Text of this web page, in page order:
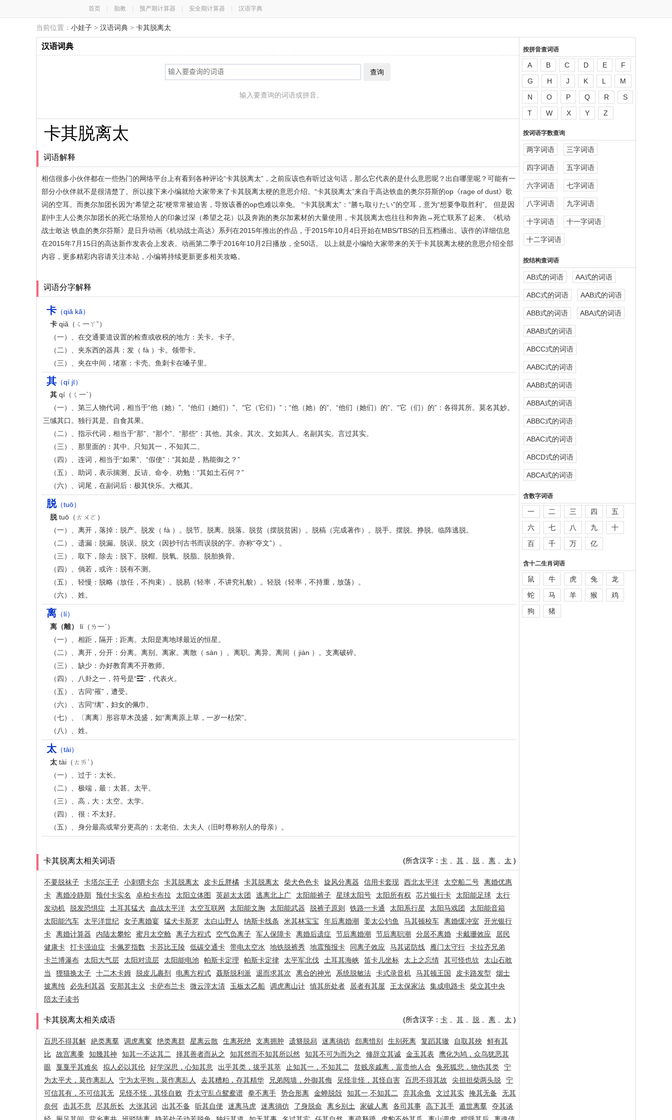
首页 胎教 预产期计算器 安全期计算器 汉语字典
当前位置： 小娃子 > 汉语词典 > 卡其脱离太
汉语词典
查询
输入要查询的词语或拼音。
卡其脱离太
词语解释
相信很多小伙伴都在一些热门的网络平台上有看到各种评论“卡其脱离太”，之前应该也有听过这句话，那么它代表的是什么意思呢？出自哪里呢？可能有一
部分小伙伴就不是很清楚了。所以接下来小编就给大家带来了卡其脱离太梗的意思介绍。“卡其脱离太”来自于高达铁血的奥尔芬斯的op《rage of dust》歌
词的空耳。而奥尔加团长因为“希望之花”梗常常被迫害，导致该番的op也难以幸免。 “卡其脱离太”：“勝ち取りたい”的空耳，意为“想要争取胜利”。 但是因
剧中主人公奥尔加团长的死亡场景给人的印象过深（希望之花）以及奔跑的奥尔加素材的大量使用，卡其脱离太也往往和奔跑→死亡联系了起来。《机动
战士敢达 铁血的奥尔芬斯》是日升动画《机动战士高达》系列在2015年推出的作品，于2015年10月4日开始在MBS/TBS的日五档播出。该作的详细信息
在2015年7月15日的高达新作发表会上发表。动画第二季于2016年10月2日播放，全50话。 以上就是小编给大家带来的关于卡其脱离太梗的意思介绍全部
内容，更多精彩内容请关注本站，小编将持续更新更多相关攻略。
词语分字解释
卡 （qiǎ kǎ）
卡 qiǎ（ㄑ一ㄚˇ）
（一）、在交通要道设置的检查或收税的地方：关卡。卡子。
（二）、夹东西的器具：发（ fà ）卡。领带卡。
（三）、夹在中间，堵塞：卡壳。鱼刺卡在嗓子里。
其 （qí jī）
其 qí（ㄑ一ˊ）
（一）、第三人物代词，相当于“他（她）”、“他们（她们）”、“它（它们）”；“他（她）的”、“他们（她们）的”、“它（们）的”：各得其所。莫名其妙。
三缄其口。独行其是。自食其果。
（二）、指示代词，相当于“那”、“那个”、“那些”：其他。其余。其次。文如其人。名副其实。言过其实。
（三）、那里面的：其中。只知其一，不知其二。
（四）、连词，相当于“如果”、“假使”：“其如是，熟能御之？”
（五）、助词，表示揣测、反诘、命令、劝勉：“其如土石何？”
（六）、词尾，在副词后：极其快乐。大概其。
脱（tuō）
脱tuō（ㄊㄨㄛ）
（一）、离开，落掉：脱产。脱发（ fà ）。脱节。脱离。脱落。脱贫（摆脱贫困）。脱稿（完成著作）。脱手。摆脱。挣脱。临阵逃脱。
（二）、遗漏：脱漏。脱误。脱文（因抄刊古书而误脱的字。亦称“夺文”）。
（三）、取下，除去：脱下。脱帽。脱氧。脱脂。脱胎换骨。
（四）、倘若，或许：脱有不测。
（五）、轻慢：脱略（放任，不拘束）。脱易（轻率，不讲究礼貌）。轻脱（轻率，不持重，放荡）。
（六）、姓。
离 （lí）
离（離）
lí（ㄌ一ˊ）
（一）、相距，隔开：距离。太阳是离地球最近的恒星。
（二）、离开，分开：分离。离别。离家。离散（ sàn ）。离职。离异。离间（ jiàn ）。支离破碎。
（三）、缺少：办好教育离不开教师。
（四）、八卦之一，符号是“☲”，代表火。
（五）、古同“罹”，遭受。
（六）、古同“缡”，妇女的佩巾。
（七）、〔离离〕形容草木茂盛，如“离离原上草，一岁一枯荣”。
（八）、姓。
太 （tài）
太 tài（ㄊㄞˋ）
（一）、过于：太长。
（二）、极端，最：太甚。太平。
（三）、高，大：太空。太学。
（四）、很：不太好。
（五）、身分最高或辈分更高的：太老伯。太夫人（旧时尊称别人的母亲）。
卡其脱离太相关词语 (所含汉字： 卡 其 脱 离 太 )
不要脱袜子 卡塔尔王子 小刺猬卡尔 卡其脱离太 皮卡丘胖橘 卡其脱离太 柴犬色色卡 旋风分离器 信用卡套现 西北太平洋 太空船二号
离婚优惠
卡
离婚冷静期 预付卡实名 卓柏卡布拉 太阳立体图 英超太太团 逃离北上广 太阳能裤子 星球太阳号 太阳所有权 芯片银行卡 太阳能足球
太行
发动机
脱发恐惧症 土耳其猛犬 血战太平洋 太空互联网 太阳能文胸 太阳能武器 脱裤子原则 铁路一卡通 太阳系行星 太阳马戏团
太阳能音箱
太阳能汽车
太平洋世纪 女子离婚宴 猛犬卡斯罗 太白山野人 纳斯卡线条 米其林宝宝 年后离婚潮 姜太公钓鱼 马其顿校车 离婚缓冲室
开光银行
卡
离婚计算器 内陆太攀蛇 蜜月太空舱 离子方程式 空气负离子 军人保障卡 离婚后遗症 节后离婚潮 节后离职潮 分居不离婚 卡戴珊效应
居民
健康卡
打卡强迫症 卡佩罗指数 卡苏比王陵 低碳交通卡 带电太空水 地铁脱裤秀 地震预报卡 同离子效应 马其诺防线 雁门太守行
卡拉齐兄弟
卡兰博瀑布
太阳大气层 太阳对流层 太阳能电池 帕斯卡定理 帕斯卡定律 太平军北伐 土耳其海峡 笛卡儿坐标 太上之忘情 其可怪也欤
太山石敢
当
狸猫换太子 十二木卡姆 脱皮儿裹剂 电离方程式 聂斯脱利派 退而求其次 离合的神光 系统脱敏法 卡式录音机 马其顿王国 皮卡路发型
烟士
披离纯
必先利其器 安那其主义 卡萨布兰卡 微云滓太清 玉板太乙船 调虎离山计 慎其所处者 居者有其屋 王太保家法 集成电路卡
柴立其中央
陪太子读书
卡其脱离太相关成语 (所含汉字： 卡 其 脱 离 太 )
百思不得其解 絶类离羣 调虎离窠 绝类离群 星离云散 生离死绝 支离拥肿 遗簪脱舄 迷离徜彷 怨离惜别 生别死离 复蹈其辙 自取其殃
鲜有其
比
故宫离黍 知幾其神 知其一不达其二 择其善者而从之 知其然而不知其所以然 知其不可为而为之 修辞立其诚 金玉其表
鹰化为鸠，众鸟犹恶其
眼
戛戛乎其难矣 拟人必以其伦 好学深思，心知其意 出乎其类，拔乎其萃 止知其一，不知其二 贫贱亲戚离，富贵他人合 兔死狐悲，物伤其类
宁
为太平犬，莫作离乱人
宁为太平狗，莫作离乱人 去其糟粕，存其精华 兄弟阋墙，外御其侮 见怪非怪，其怪自害 百思不得其故 尖担担柴两头脱
宁
可信其有，不可信其无
见怪不怪，其怪自败 乔太守乱点鸳鸯谱 拳不离手 势合形离 金蝉脱殻 知其一,不知其二 弃其余鱼 文过其实 掩其无备
无其
奈何
击其不意 尽其所长 大张其词 出其不备 听其自便 迷离马虎 迷离徜仿 了身脱命 离乡别土 家破人离 各司其事 高下其手 遁世离羣
夺其谈
按拼音查词语
A B C D E
F
G
H J K L
M
N
O P Q R
S
T
W X Y Z
按词语字数查询
两字词语 三字词语
四字词语 五字词语
六字词语 七字词语
八字词语 九字词语
十字词语 十一字词语
十二字词语
按结构查词语
AB式的词语 AA式的词语
ABC式的词语 AAB式的词语
ABB式的词语 ABA式的词语
ABAB式的词语
ABCC式的词语
AABC式的词语
AABB式的词语
ABBA式的词语
ABBC式的词语
ABAC式的词语
ABCD式的词语
ABCA式的词语
含数字词语
一 二 三 四
五
六
七 八 九
十
百
千 万 亿
含十二生肖词语
鼠 牛 虎 兔
龙
蛇
马 羊 猴
鸡
狗
猪